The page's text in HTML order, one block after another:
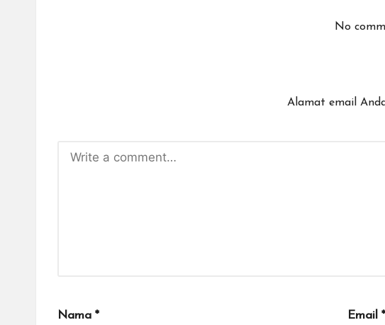
No
Alamat email
Nama * Email *